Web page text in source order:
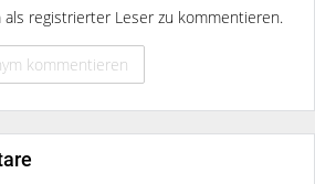
als registrierter Leser zu kommentieren.
kommentieren